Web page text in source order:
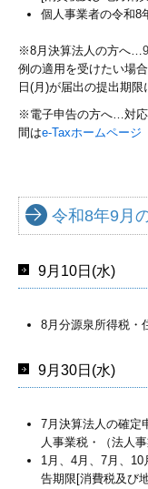
個人事業者の令和8
※8月決算法人の方へ…9
例の適用を受けたい場
日(月)が届出の提出期限
※電子申告の方へ…対応
間はe-Taxホームページ
令和8年9月
9月10日(水)
8月分源泉所得税・
9月30日(水)
7月決算法人の確定
人事業税・（法人
1月、4月、7月、
告期限[消費税及び